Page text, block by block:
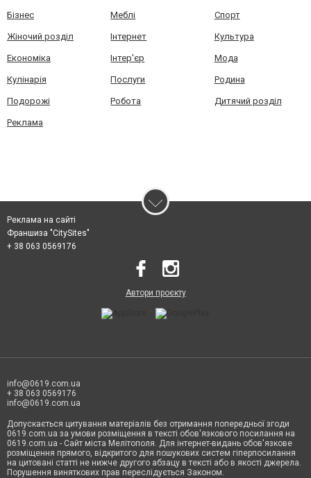
Бізнес Меблі Спорт
Жіночий розділ Інтернет Культура
Економіка Інтер'єр Мода
Кулінарія Послуги Родина
Подорожі Робота Дитячий розділ
Реклама
Реклама на сайті
Франшиза "CitySites"
+ 38 063 0569176
Автори проєкту
info@0619.com.ua
+ 38 063 0569176
info@0619.com.ua
Допускається цитування матеріалів без отримання попередньої згоди
0619.com.ua за умови розміщення в тексті обов'язкового посилання на
0619.com.ua - Сайт міста Мелітополя. Для інтернет-видань обов'язкове
розміщення прямого, відкритого для пошукових систем гіперпосилання
на цитовані статті не нижче другого абзацу в тексті або в якості джерела.
Порушення виняткових прав переслідується Законом.